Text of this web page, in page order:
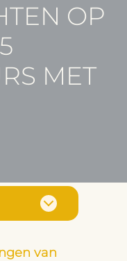
OP
MET
van